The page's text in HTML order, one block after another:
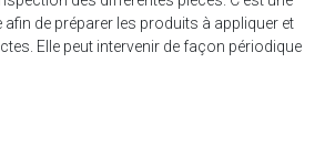
de préparer les produits à appliquer et
Elle peut intervenir de façon périodique